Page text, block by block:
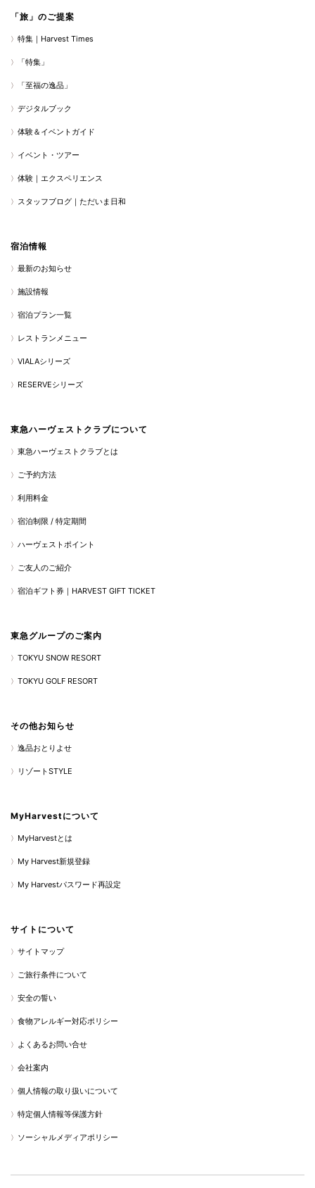
「旅」のご提案
特集｜Harvest Times
「特集」
「至福の逸品」
デジタルブック
体験＆イベントガイド
イベント・ツアー
体験｜エクスペリエンス
スタッフブログ｜ただいま日和
宿泊情報
最新のお知らせ
施設情報
宿泊プラン一覧
レストランメニュー
VIALAシリーズ
RESERVEシリーズ
東急ハーヴェストクラブについて
東急ハーヴェストクラブとは
ご予約方法
利用料金
宿泊制限 / 特定期間
ハーヴェストポイント
ご友人のご紹介
宿泊ギフト券｜HARVEST GIFT TICKET
東急グループのご案内
TOKYU SNOW RESORT
TOKYU GOLF RESORT
その他お知らせ
逸品おとりよせ
リゾートSTYLE
MyHarvestについて
MyHarvestとは
My Harvest新規登録
My Harvestパスワード再設定
サイトについて
サイトマップ
ご旅行条件について
安全の誓い
食物アレルギー対応ポリシー
よくあるお問い合せ
会社案内
個人情報の取り扱いについて
特定個人情報等保護方針
ソーシャルメディアポリシー